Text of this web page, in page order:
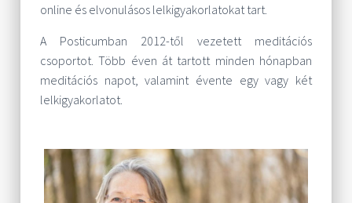
online és elvonulásos lelkigyakorlatokat tart.
A Posticumban 2012-től vezetett meditációs
csoportot. Több éven át tartott minden hónapban
meditációs napot, valamint évente egy vagy két
lelkigyakorlatot.